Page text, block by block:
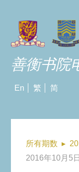
善衡书院
En 繁 简
所有期数 ▸
2016年10月5日